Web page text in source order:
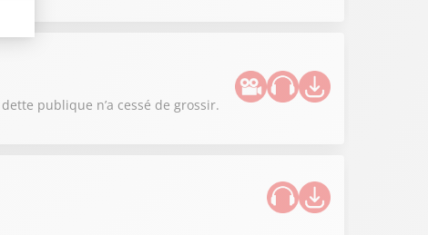
publique n’a cessé de grossir.